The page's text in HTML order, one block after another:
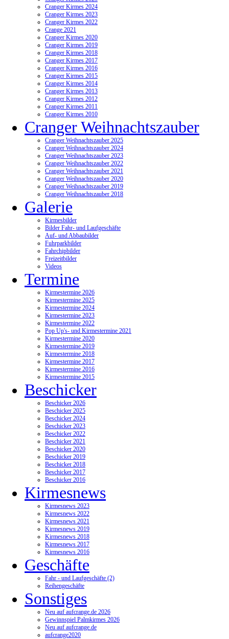
Cranger Kirmes 2024
Cranger Kirmes 2023
Cranger Kirmes 2022
Crange 2021
Cranger Kirmes 2020
Cranger Kirmes 2019
Cranger Kirmes 2018
Cranger Kirmes 2017
Cranger Kirmes 2016
Cranger Kirmes 2015
Cranger Kirmes 2014
Cranger Kirmes 2013
Cranger Kirmes 2012
Cranger Kirmes 2011
Cranger Kirmes 2010
Cranger Weihnachtszauber
Cranger Weihnachtszauber 2025
Cranger Weihnachtszauber 2024
Cranger Weihnachtszauber 2023
Cranger Weihnachtszauber 2022
Cranger Weihnachtszauber 2021
Cranger Weihnachtszauber 2020
Cranger Weihnachtszauber 2019
Cranger Weihnachtszauber 2018
Galerie
Kirmesbilder
Bilder Fahr- und Laufgeschäfte
Auf- und Abbaubilder
Fuhrparkbilder
Fahrchipbilder
Freizeitbilder
Videos
Termine
Kirmestermine 2026
Kirmestermine 2025
Kirmestermine 2024
Kirmestermine 2023
Kirmestermine 2022
Pop Up's- und Kirmestermine 2021
Kirmestermine 2020
Kirmestermine 2019
Kirmestermine 2018
Kirmestermine 2017
Kirmestermine 2016
Kirmestermine 2015
Beschicker
Beschicker 2026
Beschicker 2025
Beschicker 2024
Beschicker 2023
Beschicker 2022
Beschicker 2021
Beschicker 2020
Beschicker 2019
Beschicker 2018
Beschicker 2017
Beschicker 2016
Kirmesnews
Kirmesnews 2023
Kirmesnews 2022
Kirmesnews 2021
Kirmesnews 2019
Kirmesnews 2018
Kirmesnews 2017
Kirmesnews 2016
Geschäfte
Fahr - und Laufgeschäfte (2)
Reihengeschäfte
Sonstiges
Neu auf aufcrange.de 2026
Gewinnspiel Palmkirmes 2026
Neu auf aufcrange.de
aufcrange2020